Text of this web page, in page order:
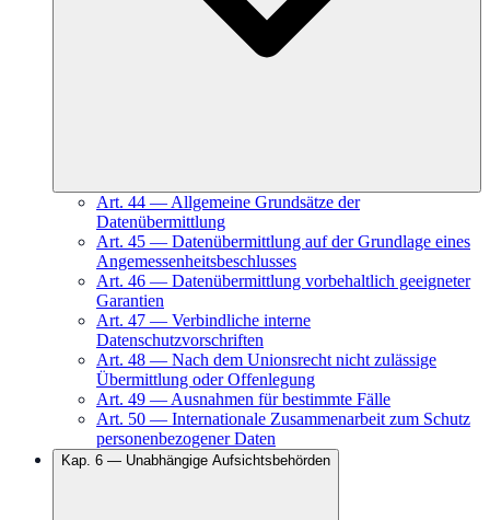
Art. 44 — Allgemeine Grundsätze der
Datenübermittlung
Art. 45 — Datenübermittlung auf der Grundlage eines
Angemessenheitsbeschlusses
Art. 46 — Datenübermittlung vorbehaltlich geeigneter
Garantien
Art. 47 — Verbindliche interne
Datenschutzvorschriften
Art. 48 — Nach dem Unionsrecht nicht zulässige
Übermittlung oder Offenlegung
Art. 49 — Ausnahmen für bestimmte Fälle
Art. 50 — Internationale Zusammenarbeit zum Schutz
personenbezogener Daten
Kap. 6 — Unabhängige Aufsichtsbehörden